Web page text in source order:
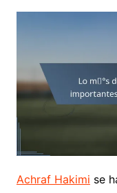
Achraf Hakimi se